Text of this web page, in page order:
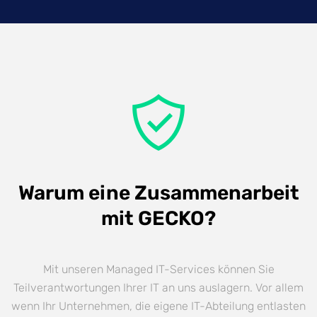
Warum eine Zusammenarbeit
mit GECKO?
Mit unseren Managed IT-Services können Sie
Teilverantwortungen Ihrer IT an uns auslagern. Vor allem
wenn Ihr Unternehmen, die eigene IT-Abteilung entlasten